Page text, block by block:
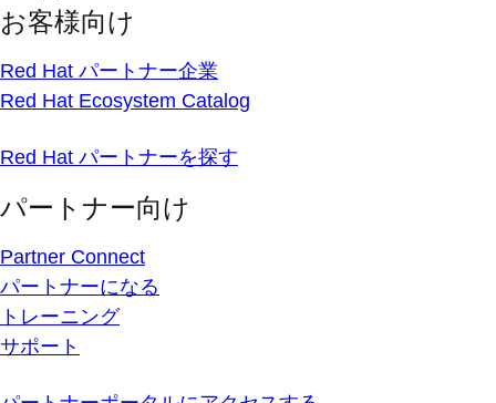
お客様向け
Red Hat パートナー企業
Red Hat Ecosystem Catalog
Red Hat パートナーを探す
パートナー向け
Partner Connect
パートナーになる
トレーニング
サポート